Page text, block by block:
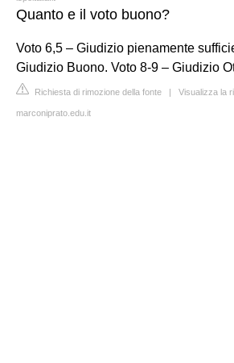
Quanto e il voto buono?
Voto 6,5 – Giudizio pienamente
Giudizio Buono. Voto 8-9 – Giudizio
Richiesta di rimozione della fonte | Visualizza la
marconiprato.edu.it